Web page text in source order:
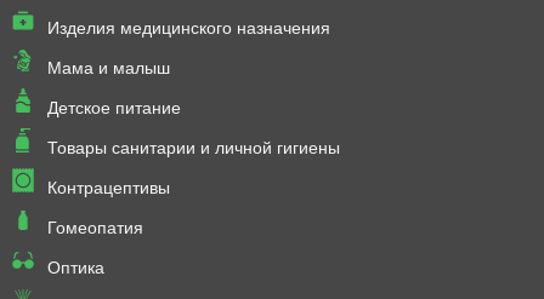
Изделия медицинского назначения
Мама и малыш
Детское питание
Товары санитарии и личной гигиены
Контрацептивы
Гомеопатия
Оптика